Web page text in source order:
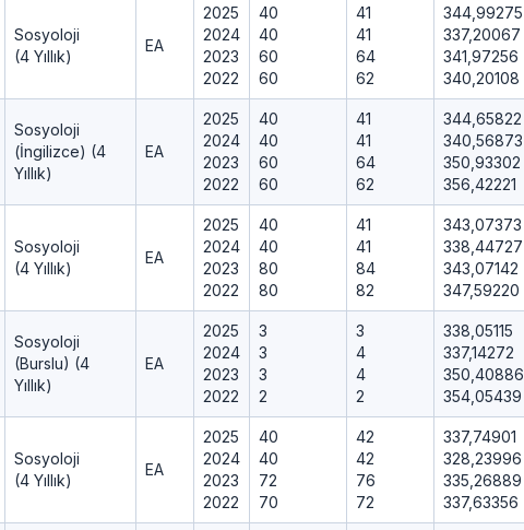
Sosyoloji
(4 Yıllık)
EA
2025
2024
2023
2022
40
40
60
60
41
41
64
62
344,99275
337,20067
341,97256
340,20108
Sosyoloji
(İngilizce) (4
Yıllık)
EA
2025
2024
2023
2022
40
40
60
60
41
41
64
62
344,65822
340,56873
350,93302
356,42221
Sosyoloji
(4 Yıllık)
EA
2025
2024
2023
2022
40
40
80
80
41
41
84
82
343,07373
338,44727
343,07142
347,59220
Sosyoloji
(Burslu) (4
Yıllık)
EA
2025
2024
2023
2022
3
3
3
2
3
4
4
2
338,05115
337,14272
350,40886
354,05439
Sosyoloji
(4 Yıllık)
EA
2025
2024
2023
2022
40
40
72
70
42
42
76
72
337,74901
328,23996
335,26889
337,63356